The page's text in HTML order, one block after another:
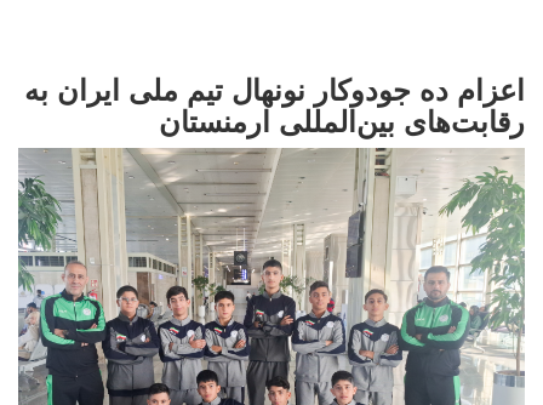
اعزام ده جودوکار نونهال تیم ملی ایران به
رقابت‌های بین‌المللی ارمنستان